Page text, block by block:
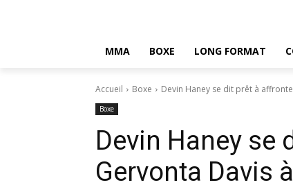
MMA BOXE LONG FORMAT
Accueil Boxe Devin Haney se dit prêt à
Boxe
Devin Haney se
Gervonta Davis